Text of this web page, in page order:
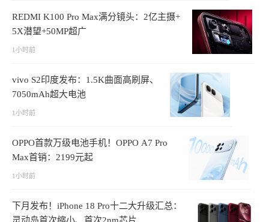
REDMI K100 Pro Max满分镜头：2亿主摄+
5X潜望+50MP超广
1小时前
vivo S2印度发布：1.5K曲面高刷屏、
7050mAh超大电池
1小时前
OPPO首款万级电池手机！OPPO A7 Pro
Max首销：2199元起
1小时前
下月发布！iPhone 18 Pro十二大升级汇总：